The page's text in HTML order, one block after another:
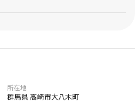
所在地
群馬県 高崎市大八木町